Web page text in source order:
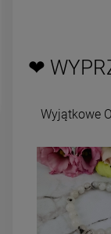
❤
Wyjątkowe